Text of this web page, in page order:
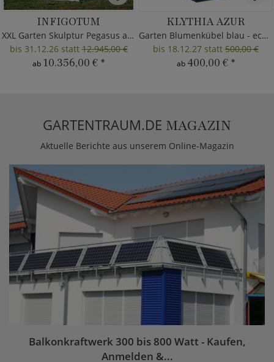
INFIGOTUM
XXL Garten Skulptur Pegasus aus Metall
bis 31.12.26 statt12.945,00 €
ab 10.356,00 € *
KLYTHIA AZUR
Garten Blumenkübel blau - eckig
bis 18.12.27 statt500,00 €
ab 400,00 € *
GARTENTRAUM.DE MAGAZIN
Aktuelle Berichte aus unserem Online-Magazin
Balkonkraftwerk 300 bis 800 Watt - Kaufen,
Anmelden &...